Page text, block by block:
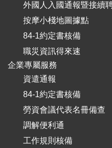
外國人入國通報暨接續
按摩小棧地圖據點
84-1約定書核備
職災資訊得來速
企業專屬服務
資遣通報
84-1約定書核備
勞資會議代表名冊備查
調解便利通
工作規則核備